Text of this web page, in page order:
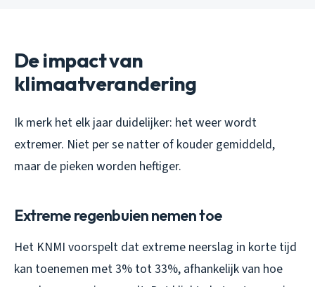
De impact van
klimaatverandering
Ik merk het elk jaar duidelijker: het weer wordt
extremer. Niet per se natter of kouder gemiddeld,
maar de pieken worden heftiger.
Extreme regenbuien nemen toe
Het KNMI voorspelt dat extreme neerslag in korte tijd
kan toenemen met 3% tot 33%, afhankelijk van hoe